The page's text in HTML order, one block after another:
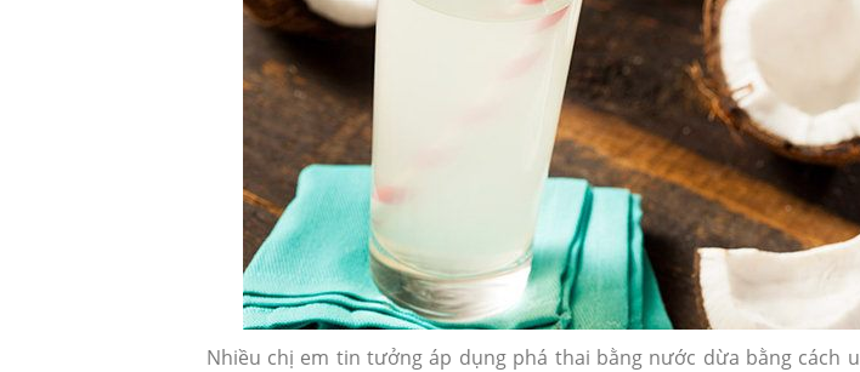
Nhiều chị em tin tưởng áp dụng phá thai bằng nước dừa bằng cách